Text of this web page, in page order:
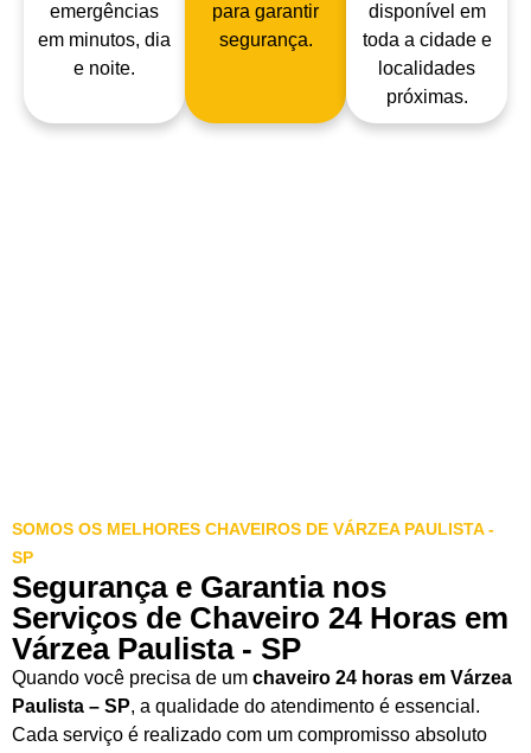
emergências
em minutos, dia
e noite.
para garantir
segurança.
disponível em
toda a cidade e
localidades
próximas.
SOMOS OS MELHORES CHAVEIROS DE VÁRZEA PAULISTA -
SP
Segurança e Garantia nos
Serviços de Chaveiro 24 Horas em
Várzea Paulista - SP
Quando você precisa de um chaveiro 24 horas em Várzea
Paulista – SP, a qualidade do atendimento é essencial.
Cada serviço é realizado com um compromisso absoluto